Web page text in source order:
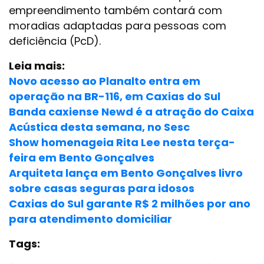
empreendimento também contará com
moradias adaptadas para pessoas com
deficiência (PcD).
Leia mais:
Novo acesso ao Planalto entra em
operação na BR-116, em Caxias do Sul
Banda caxiense Newd é a atração do Caixa
Acústica desta semana, no Sesc
Show homenageia Rita Lee nesta terça-
feira em Bento Gonçalves
Arquiteta lança em Bento Gonçalves livro
sobre casas seguras para idosos
Caxias do Sul garante R$ 2 milhões por ano
para atendimento domiciliar
Tags: